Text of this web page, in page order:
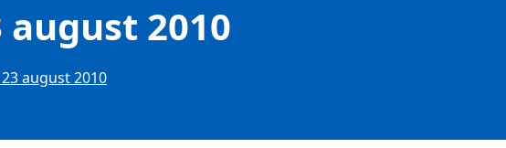
august 2010
august 2010